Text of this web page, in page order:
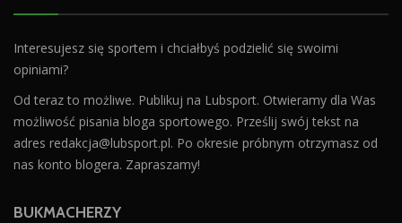
Interesujesz się sportem i chciałbyś podzielić się swoimi
opiniami?
Od teraz to możliwe. Publikuj na Lubsport. Otwieramy dla Was
możliwość pisania bloga sportowego. Prześlij swój tekst na
adres redakcja@lubsport.pl. Po okresie próbnym otrzymasz od
nas konto blogera. Zapraszamy!
BUKMACHERZY